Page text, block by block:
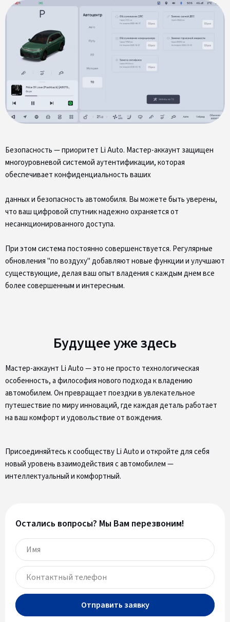
Безопасность — приоритет Li Auto. Мастер-аккаунт защищен
многоуровневой системой аутентификации, которая
обеспечивает конфиденциальность ваших
данных и безопасность автомобиля. Вы можете быть уверены,
что ваш цифровой спутник надежно охраняется от
несанкционированного доступа.
При этом система постоянно совершенствуется. Регулярные
обновления "по воздуху" добавляют новые функции и улучшают
существующие, делая ваш опыт владения с каждым днем все
более совершенным и интересным.
Будущее уже здесь
Мастер-аккаунт Li Auto — это не просто технологическая
особенность, а философия нового подхода к владению
автомобилем. Он превращает поездки в увлекательное
путешествие по миру инноваций, где каждая деталь работает
на ваш комфорт и удовольствие от вождения.
Присоединяйтесь к сообществу Li Auto и откройте для себя
новый уровень взаимодействия с автомобилем —
интеллектуальный и комфортный.
Остались вопросы? Мы Вам перезвоним!
Отправить заявку